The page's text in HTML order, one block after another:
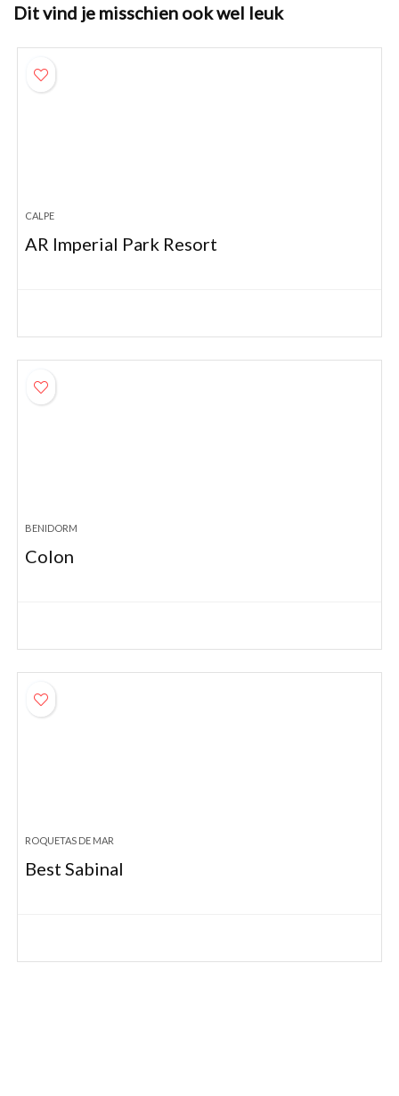
Dit vind je misschien ook wel leuk
CALPE
AR Imperial Park Resort
BENIDORM
Colon
ROQUETAS DE MAR
Best Sabinal